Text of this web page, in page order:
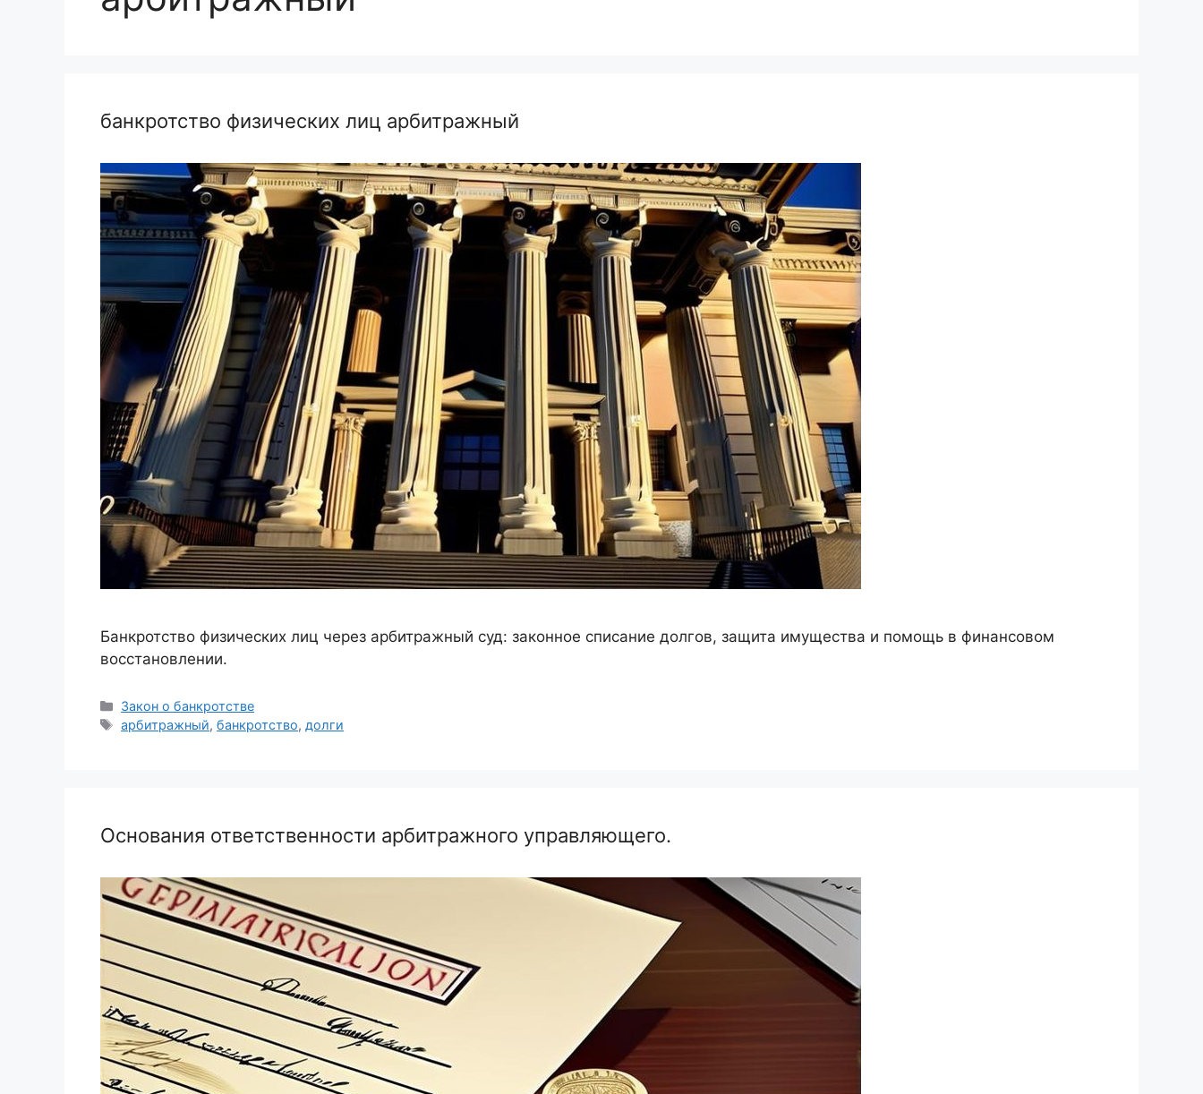
банкротство физических лиц арбитражный
Банкротство физических лиц через арбитражный суд: законное списание долгов, защита имущества и помощь в финансовом
восстановлении.
Рубрики
Закон о банкротстве
Метки
арбитражный,банкротство, долги
Основания ответственности арбитражного управляющего.